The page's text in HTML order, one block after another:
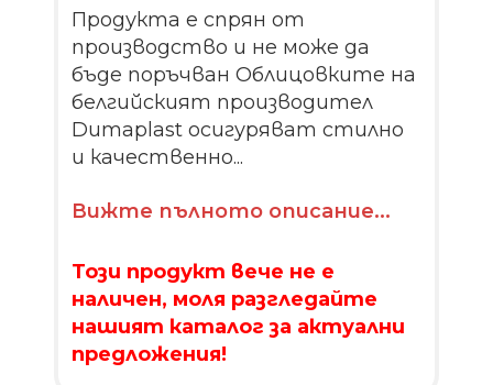
Продукта е спрян от
производство и не може да
бъде поръчван Облицовките на
белгийският производител
Dumaplast осигуряват стилно
и качественно...
Вижте пълното описание...
Този продукт вече не е
наличен, моля разгледайте
нашият каталог за актуални
предложения!